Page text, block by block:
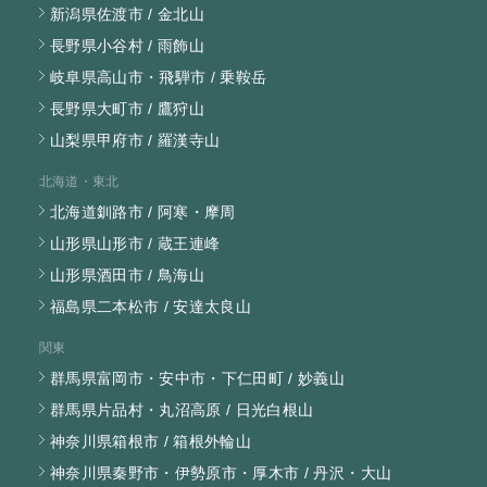
新潟県佐渡市 / 金北山
長野県小谷村 / 雨飾山
岐阜県高山市・飛騨市 / 乗鞍岳
長野県大町市 / 鷹狩山
山梨県甲府市 / 羅漢寺山
北海道・東北
北海道釧路市 / 阿寒・摩周
山形県山形市 / 蔵王連峰
山形県酒田市 / 鳥海山
福島県二本松市 / 安達太良山
関東
群馬県富岡市・安中市・下仁田町 / 妙義山
群馬県片品村・丸沼高原 / 日光白根山
神奈川県箱根市 / 箱根外輪山
神奈川県秦野市・伊勢原市・厚木市 / 丹沢・大山